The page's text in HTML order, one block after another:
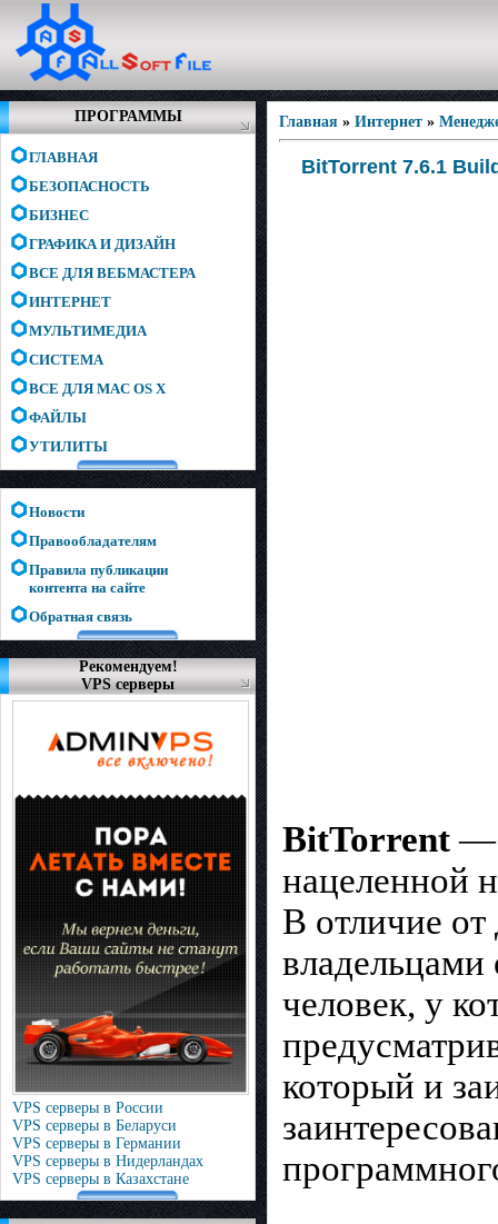
ПРОГРАММЫ
ГЛАВНАЯ
БЕЗОПАСНОСТЬ
БИЗНЕС
ГРАФИКА И ДИЗАЙН
ВСЕ ДЛЯ ВЕБМАСТЕРА
ИНТЕРНЕТ
МУЛЬТИМЕДИА
СИСТЕМА
ВСЕ ДЛЯ MAC OS X
ФАЙЛЫ
УТИЛИТЫ
Новости
Правообладателям
Правила публикации
контента на сайте
Обратная связь
Рекомендуем!
VPS серверы
VPS серверы в России
VPS серверы в Беларуси
VPS серверы в Германии
VPS серверы в Нидерландах
VPS серверы в Казахстане
Главная » Интернет »
BitTorrent 7.6.1
BitTorrent—
нацеленной
В отличие от
владельцами
человек, у
который и